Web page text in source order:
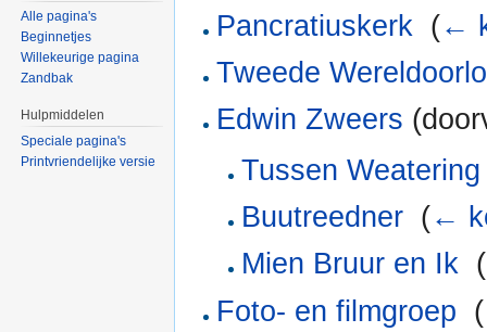
Pancratiuskerk (←
Tweede
Edwin Zweers
Tussen
Buutreedner‎ (←
Mien Bruur en Ik‎ (
Foto- en filmgroep (
Alle pagina's
Beginnetjes
Willekeurige pagina
Zandbak
Hulpmiddelen
Speciale pagina's
Printvriendelijke versie